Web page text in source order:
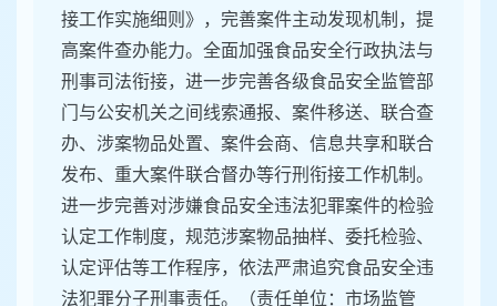
接工作实施细则》，完善案件主动发现机制，提
高案件查办能力。全面加强食品安全行政执法与
刑事司法衔接，进一步完善各级食品安全监管部
门与公安机关之间线索通报、案件移送、联合查
办、涉案物品处置、案件会商、信息共享和联合
发布、重大案件联合督办等行刑衔接工作机制。
进一步完善对涉嫌食品安全违法犯罪案件的检验
认定工作制度，规范涉案物品抽样、委托检验、
认定评估等工作程序，依法严肃追究食品安全违
法犯罪分子刑事责任。（责任单位：市场监管